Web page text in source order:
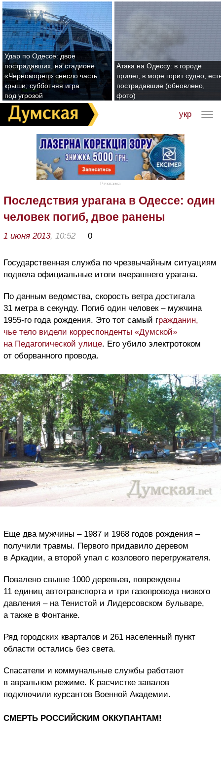
Удар по Одессе: двое
пострадавших, на стадионе
«Черноморец» снесло часть
крыши, субботняя игра
под угрозой
Атака на Одессу: в городе
прилет, в море горит судно,
пострадавшие (обновлено,
фото)
укр
Реклама
Последствия урагана в Одессе: один
человек погиб, двое ранены
1 июня 2013, 10:52 0
Государственная служба по чрезвычайным ситуациям
подвела официальные итоги вчерашнего урагана.
По данным ведомства, скорость ветра достигала
31 метра в секунду. Погиб один человек – мужчина
1955-го года рождения. Это тот самый гражданин,
чье тело видели корреспонденты «Думской»
на Педагогической улице. Его убило электротоком
от оборванного провода.
Еще два мужчины – 1987 и 1968 годов рождения –
получили травмы. Первого придавило деревом
в Аркадии, а второй упал с козлового перегружателя.
Повалено свыше 1000 деревьев, повреждены
11 единиц автотранспорта и три газопровода низкого
давления – на Тенистой и Лидерсовском бульваре,
а также в Фонтанке.
Ряд городских кварталов и 261 населенный пункт
области остались без света.
Спасатели и коммунальные службы работают
в авральном режиме. К расчистке завалов
подключили курсантов Военной Академии.
СМЕРТЬ РОССИЙСКИМ ОККУПАНТАМ!